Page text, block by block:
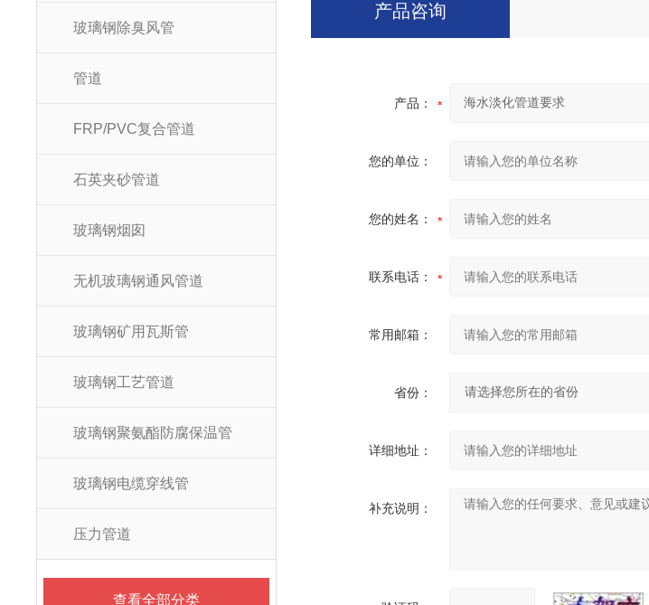
玻璃钢除臭风管
管道
FRP/PVC复合管道
石英夹砂管道
玻璃钢烟囱
无机玻璃钢通风管道
玻璃钢矿用瓦斯管
玻璃钢工艺管道
玻璃钢聚氨酯防腐保温管
玻璃钢电缆穿线管
压力管道
查看全部分类
产品咨询
产品：
您的单位：
您的姓名：
联系电话：
常用邮箱：
省份：
详细地址：
补充说明：